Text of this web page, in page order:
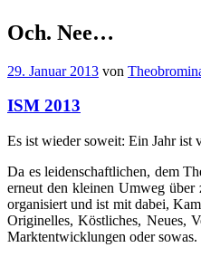
Och. Nee…
29. Januar 2013 von
ISM 2013
Es ist wieder soweit: Ein Jahr ist
Da es leidenschaftlichen, dem
erneut den kleinen Umweg
organisiert und ist mit dabei,
Originelles, Köstliches, Neues,
Marktentwicklungen oder sowas.